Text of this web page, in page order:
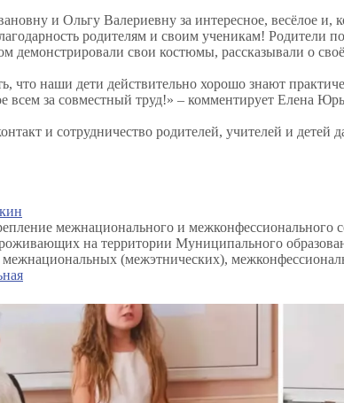
и Ольгу Валериевну за интересное, весёлое и,
родителям и своим ученикам! Родители
демонстрировали свои костюмы, рассказывали о
что наши дети действительно хорошо знают
за совместный труд!» – комментирует Елена
и сотрудничество родителей, учителей и детей
межнационального и межконфессионального
на территории Муниципального
(межэтнических),